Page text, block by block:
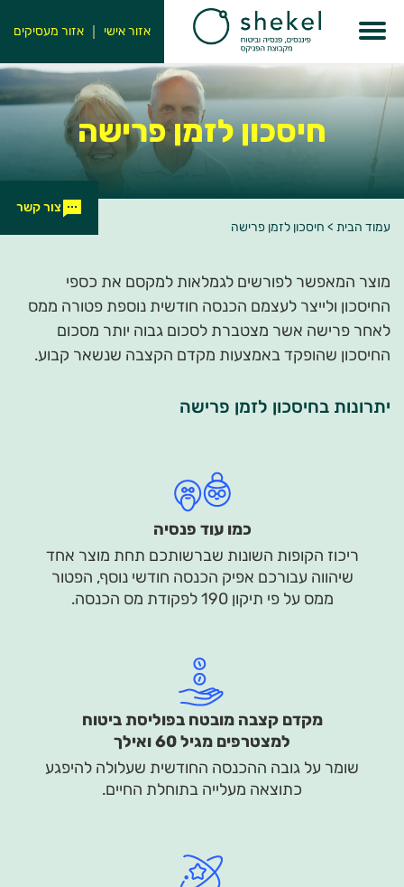
אזור אישי אזור מעסיקים
חיסכוןלזמן פרישה
עמוד הבית > חיסכון לזמן פרישה
מוצר המאפשר לפורשים לגמלאות למקסם את כספי
החיסכון ולייצר לעצמם הכנסה חודשית נוספת פטורה ממס
לאחר פרישה אשר מצטברת לסכום גבוה יותר מסכום
החיסכון שהופקד באמצעות מקדם הקצבה שנשאר קבוע.
יתרונות בחיסכון לזמן פרישה
כמו עוד פנסיה
ריכוז הקופות השונות שברשותכם תחת מוצר אחד
שיהווה עבורכם אפיק הכנסה חודשי נוסף, הפטור
ממס על פי תיקון 190 לפקודת מס הכנסה.
מקדם קצבה מובטח בפוליסת ביטוח
למצטרפים מגיל 60 ואילך
שומר על גובה ההכנסה החודשית שעלולה להיפגע
כתוצאה מעלייה בתוחלת החיים.
צור קשר